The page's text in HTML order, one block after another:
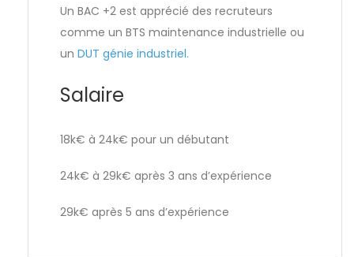
Un BAC +2 est apprécié des recruteurs
comme un BTS maintenance industrielle ou
un DUT génie industriel.
Salaire
18k€ à 24k€ pour un débutant
24k€ à 29k€ après 3 ans d’expérience
29k€ après 5 ans d’expérience